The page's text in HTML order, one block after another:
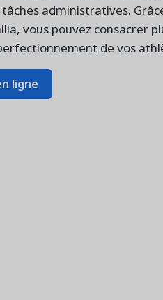
administratives.
vous pouvez consacrer
de vos
ligne